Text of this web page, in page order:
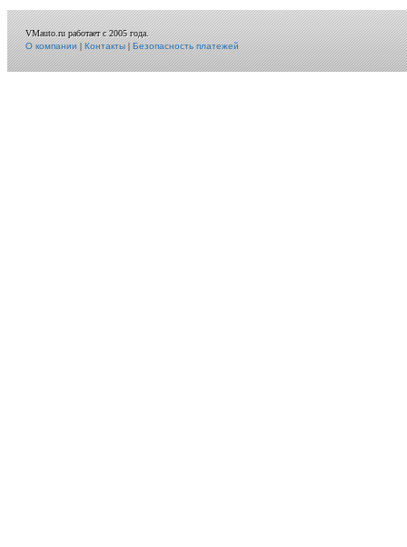
VMauto.ru работает с 2005 года.
О компании|Контакты|Безопасность платежей